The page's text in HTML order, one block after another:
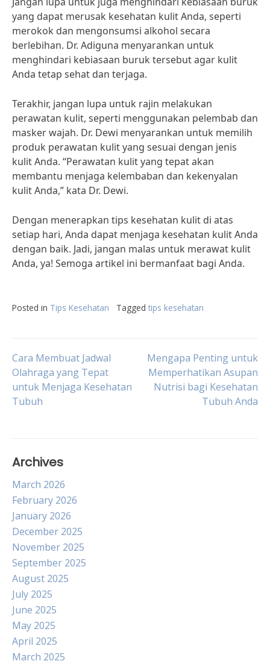
yang dapat merusak kesehatan kulit Anda, seperti
merokok dan mengonsumsi alkohol secara
berlebihan. Dr. Adiguna menyarankan untuk
menghindari kebiasaan buruk tersebut agar kulit
Anda tetap sehat dan terjaga.
Terakhir, jangan lupa untuk rajin melakukan
perawatan kulit, seperti menggunakan pelembab dan
masker wajah. Dr. Dewi menyarankan untuk memilih
produk perawatan kulit yang sesuai dengan jenis
kulit Anda. “Perawatan kulit yang tepat akan
membantu menjaga kelembaban dan kekenyalan
kulit Anda,” kata Dr. Dewi.
Dengan menerapkan tips kesehatan kulit di atas
setiap hari, Anda dapat menjaga kesehatan kulit Anda
dengan baik. Jadi, jangan malas untuk merawat kulit
Anda, ya! Semoga artikel ini bermanfaat bagi Anda.
Posted in Tips Kesehatan Tagged tips kesehatan
Post
navigation
Cara Membuat Jadwal
Olahraga yang Tepat
untuk Menjaga Kesehatan
Tubuh
Mengapa Penting untuk
Memperhatikan Asupan
Nutrisi bagi Kesehatan
Tubuh Anda
Archives
March 2026
February 2026
January 2026
December 2025
November 2025
September 2025
August 2025
July 2025
June 2025
May 2025
April 2025
March 2025